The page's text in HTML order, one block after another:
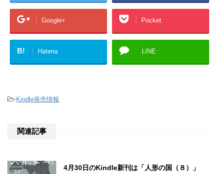
Google+ Pocket
B! Hatena LINE
-Kindle発売情報
関連記事
4月30日のKindle新刊は「人形の国（８）」